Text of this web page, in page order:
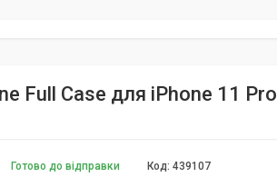
Full Case для iPhone 11 Pro
Готово до відправки Код: 439107